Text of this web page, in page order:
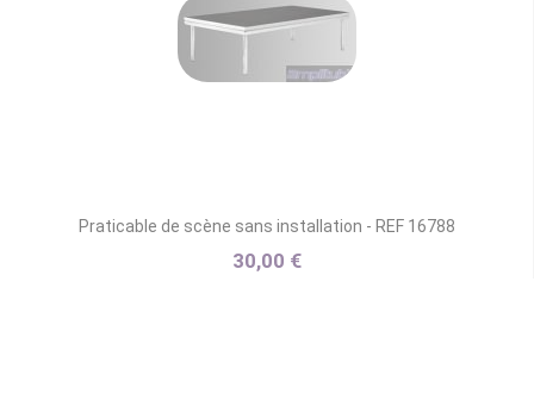
Praticable de scène sans installation - REF 16788
30,00 €